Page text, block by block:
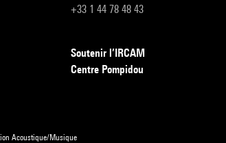
+33 1 44 78 48 43
Soutenir l’IRCAM
Centre Pompidou
Acoustique/Musique